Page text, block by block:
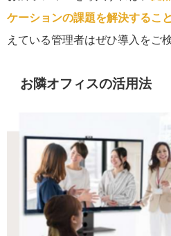
ケーションの課題を解決するこ
えている管理者はぜひ導入をご
お隣オフィスの活用法